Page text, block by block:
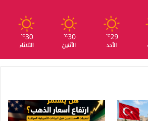
29
℃
الأحد
30
℃
الأثنين
30
℃
الثلاثاء